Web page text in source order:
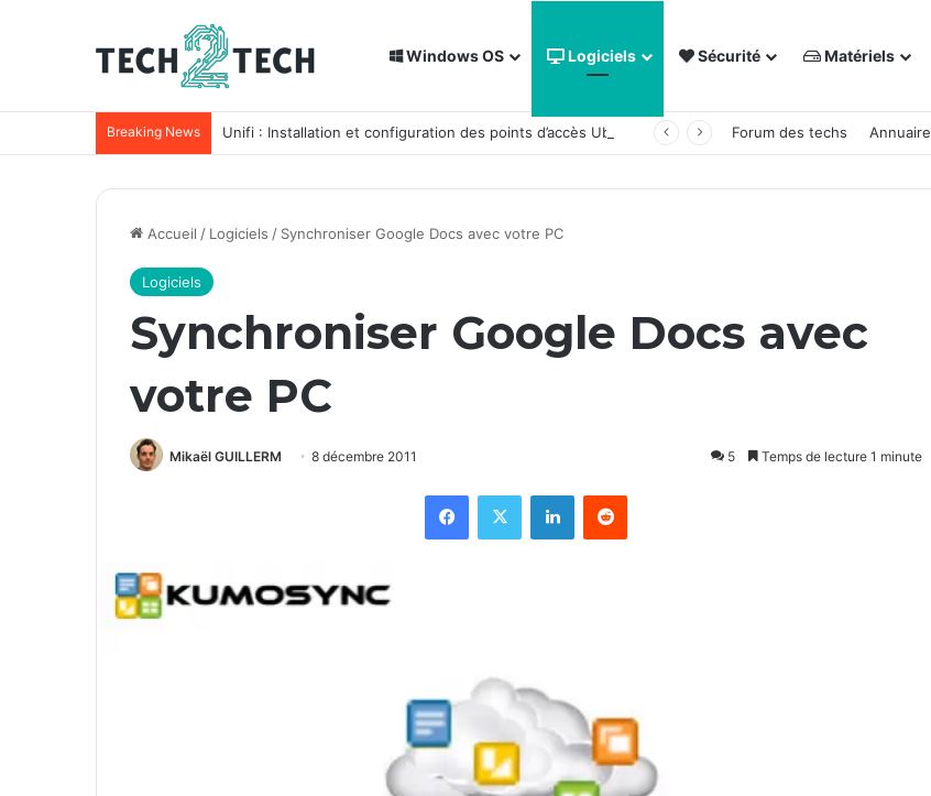
Windows OS Logiciels Sécurité Matériels
Breaking News Unifi : Installation et configuration des points d’accès Ubiquiti Forum des techs Annuaire
Accueil / Logiciels / Synchroniser Google Docs avec votre PC
Logiciels
Synchroniser Google Docs avec
votre PC
Mikaël GUILLERM 8 décembre 2011 5 Temps de lecture 1 minute